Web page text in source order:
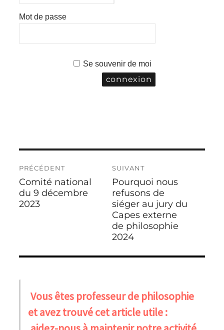
Mot de passe
Se souvenir de moi
de
l’article
PRÉCÉDENT
Publication
précédente :
Comité national
du 9 décembre
2023
SUIVANT
Publication
suivante :
Pourquoi nous
refusons de
siéger au jury du
Capes externe
de philosophie
2024
Vous êtes professeur de philosophie
et avez trouvé cet article utile :